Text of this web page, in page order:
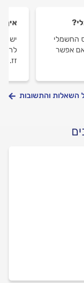
החשמלי
אפשר
איך
יש
זז.
השאלות והתשובות